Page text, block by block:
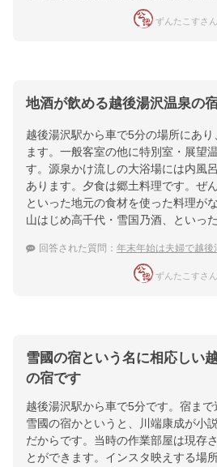
ずんたこすさ
地酒が飲める越後湯沢温泉の
越後湯沢駅から車で5分の場所にあ
ます。一般客室の他に特別室・展望
す。源泉かけ流しの大浴場には内風
あります。夕食は郷土料理です。ぜ
といった地元の食材を使った料理が
山はじめ高千代・雪国乃酒、といっ
回答された質問： 年末年始は夫婦で越後湯沢温
ずんたこすさ
雪國の宿という名に相応しい
の宿です
越後湯沢駅から車で5分です。宿ま
雪國の宿かというと、川端康成が小
だからです。当時の作業部屋は現存
とができます。インスタ映えする場